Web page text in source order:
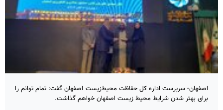
اصفهان- سرپرست اداره کل حفاظت محیط‌زیست اصفهان گفت: تمام توانم را
برای بهتر شدن شرایط محیط زیست اصفهان خواهم گذاشت.